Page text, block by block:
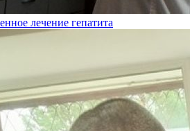
лечение гепатита